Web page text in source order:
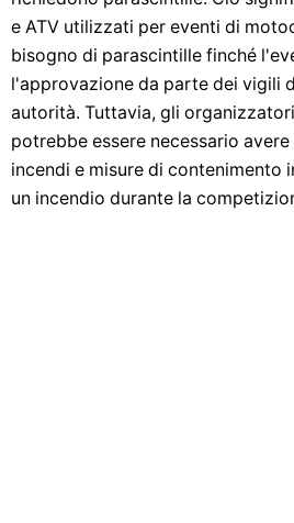
e ATV utilizzati per eventi di
bisogno di parascintille finché
l'approvazione da parte dei vigili
autorità. Tuttavia, gli
potrebbe essere necessario
incendi e misure di contenimento
un incendio durante la